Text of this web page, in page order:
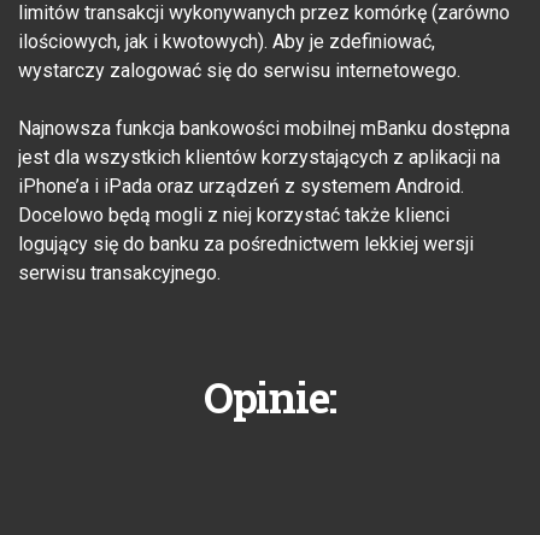
limitów transakcji wykonywanych przez komórkę (zarówno
ilościowych, jak i kwotowych). Aby je zdefiniować,
wystarczy zalogować się do serwisu internetowego.
Najnowsza funkcja bankowości mobilnej mBanku dostępna
jest dla wszystkich klientów korzystających z aplikacji na
iPhone’a i iPada oraz urządzeń z systemem Android.
Docelowo będą mogli z niej korzystać także klienci
logujący się do banku za pośrednictwem lekkiej wersji
serwisu transakcyjnego.
Opinie: